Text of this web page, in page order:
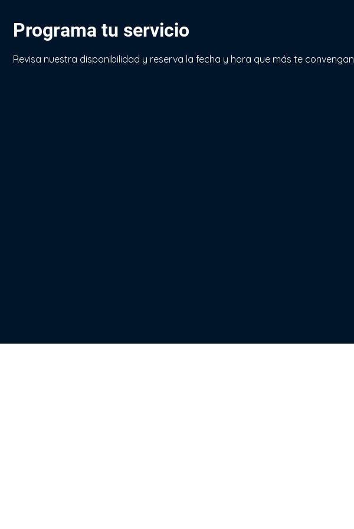
Programa tu servicio
Revisa nuestra disponibilidad y reserva la fecha y hora que más te convengan